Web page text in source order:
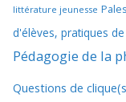
littérature jeunesse
d'élèves, pratiques
Pédagogie de la
Questions de